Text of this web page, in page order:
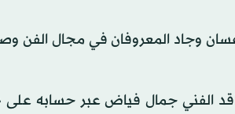
وجاد المعروفان في مجال الفن
الفني جمال فياض عبر حسابه على